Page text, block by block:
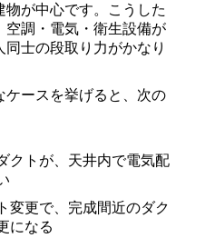
物が中心です。こうした
空調・電気・衛生設備が
士の段取り力がかなり
ケースを挙げると、次の
クトが、天井内で電気配
変更で、完成間近のダク
になる